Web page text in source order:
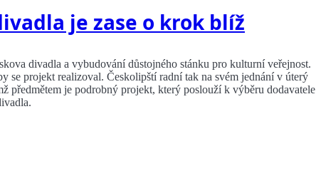
je zase o krok blíž
divadla a vybudování důstojného stánku pro kulturní veřejnost.
se projekt realizoval. Českolipští radní tak na svém jednání v úterý
předmětem je podrobný projekt, který poslouží k výběru dodavatele